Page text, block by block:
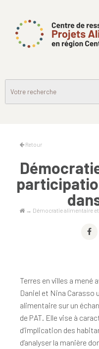
Retour
→ Démocratie alimentaire
Terres en villes a mené
Daniel et Nina Carasso
alimentaire sur un
de PAT. Elle vise à
d’implication des
d’analyser la manière